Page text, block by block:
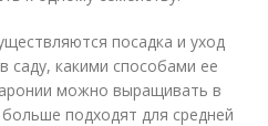
посадка и уход
саду, какими способами ее
можно выращивать в
подходят для средней